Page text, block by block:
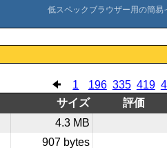
1 196 335 419
サイズ 評価
4.3 MB
907 bytes